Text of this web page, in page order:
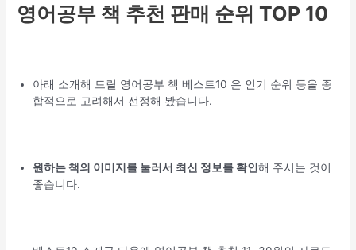
영어공부 책 추천 판매 순위 TOP 10
아래 소개해 드릴 영어공부 책 베스트10 은 인기 순위 등을 종
합적으로 고려해서 선정해 봤습니다.
원하는 책의 이미지를 눌러서 최신 정보를 확인해 주시는 것이
좋습니다.